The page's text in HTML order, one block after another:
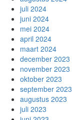
juli 2024
juni 2024
mei 2024
april 2024
maart 2024
december 2023
november 2023
oktober 2023
september 2023
augustus 2023
juli 2023